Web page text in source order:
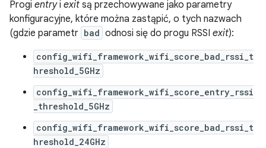
Progi entryi exit są przechowywane jako parametry
konfiguracyjne, które można zastąpić, o tych nazwach
(gdzie parametr bad odnosi się do progu RSSI exit):
config_wifi_framework_wifi_score_bad_rssi_t
hreshold_5GHz
config_wifi_framework_wifi_score_entry_rssi
_threshold_5GHz
config_wifi_framework_wifi_score_bad_rssi_t
hreshold_24GHz